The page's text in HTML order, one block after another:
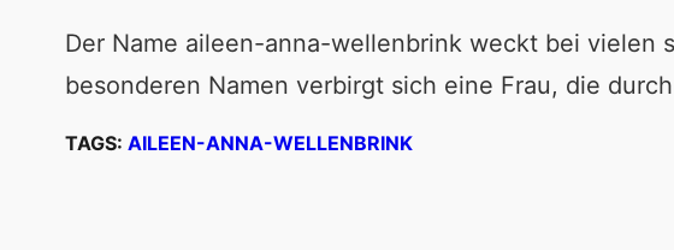
Der Name aileen-anna-wellenbrink weckt bei vielen
besonderen Namen verbirgt sich eine Frau, die
TAGS: AILEEN-ANNA-WELLENBRINK